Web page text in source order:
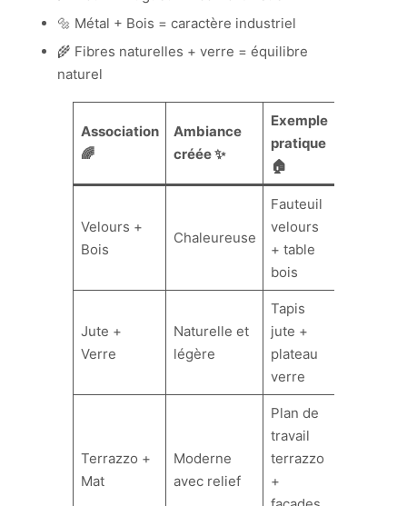
🔩 Métal + Bois = caractère industriel
🌾 Fibres naturelles + verre = équilibre
naturel
Association
🌈
Ambiance
créée ✨
Exemple
pratique
🏠
Velours +
Bois
Chaleureuse
Fauteuil
velours
+ table
bois
Jute +
Verre
Naturelle et
légère
Tapis
jute +
plateau
verre
Terrazzo +
Mat
Moderne
avec relief
Plan de
travail
terrazzo
+